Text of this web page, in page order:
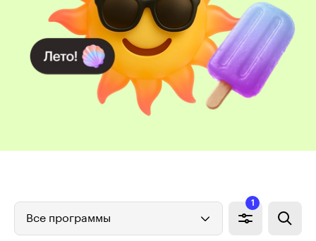
Все программы
1